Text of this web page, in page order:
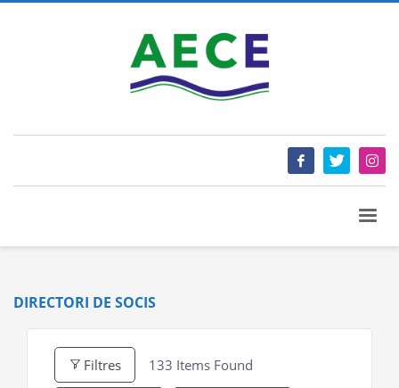
DIRECTORI DE SOCIS
Filtres 133 Items Found